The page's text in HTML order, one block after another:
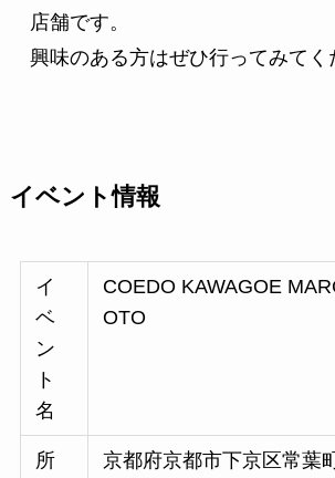
店舗です。
興味のある方はぜひ行ってみてく
イベント情報
イ
ベ
ン
ト
名
COEDO KAWAGOE
OTO
所 京都府京都市下京区常葉